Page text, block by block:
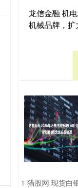
龙信金融 机
机械品牌，
1 猎股网 现货白